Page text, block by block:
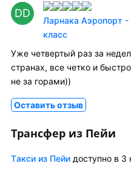
DD
Ларнака Аэропорт
класс
Уже четвертый раз за
странах, все четко и
не за горами))
Оставить отзыв
Трансфер из Пейи
Tакси из Пейи доступно в 3